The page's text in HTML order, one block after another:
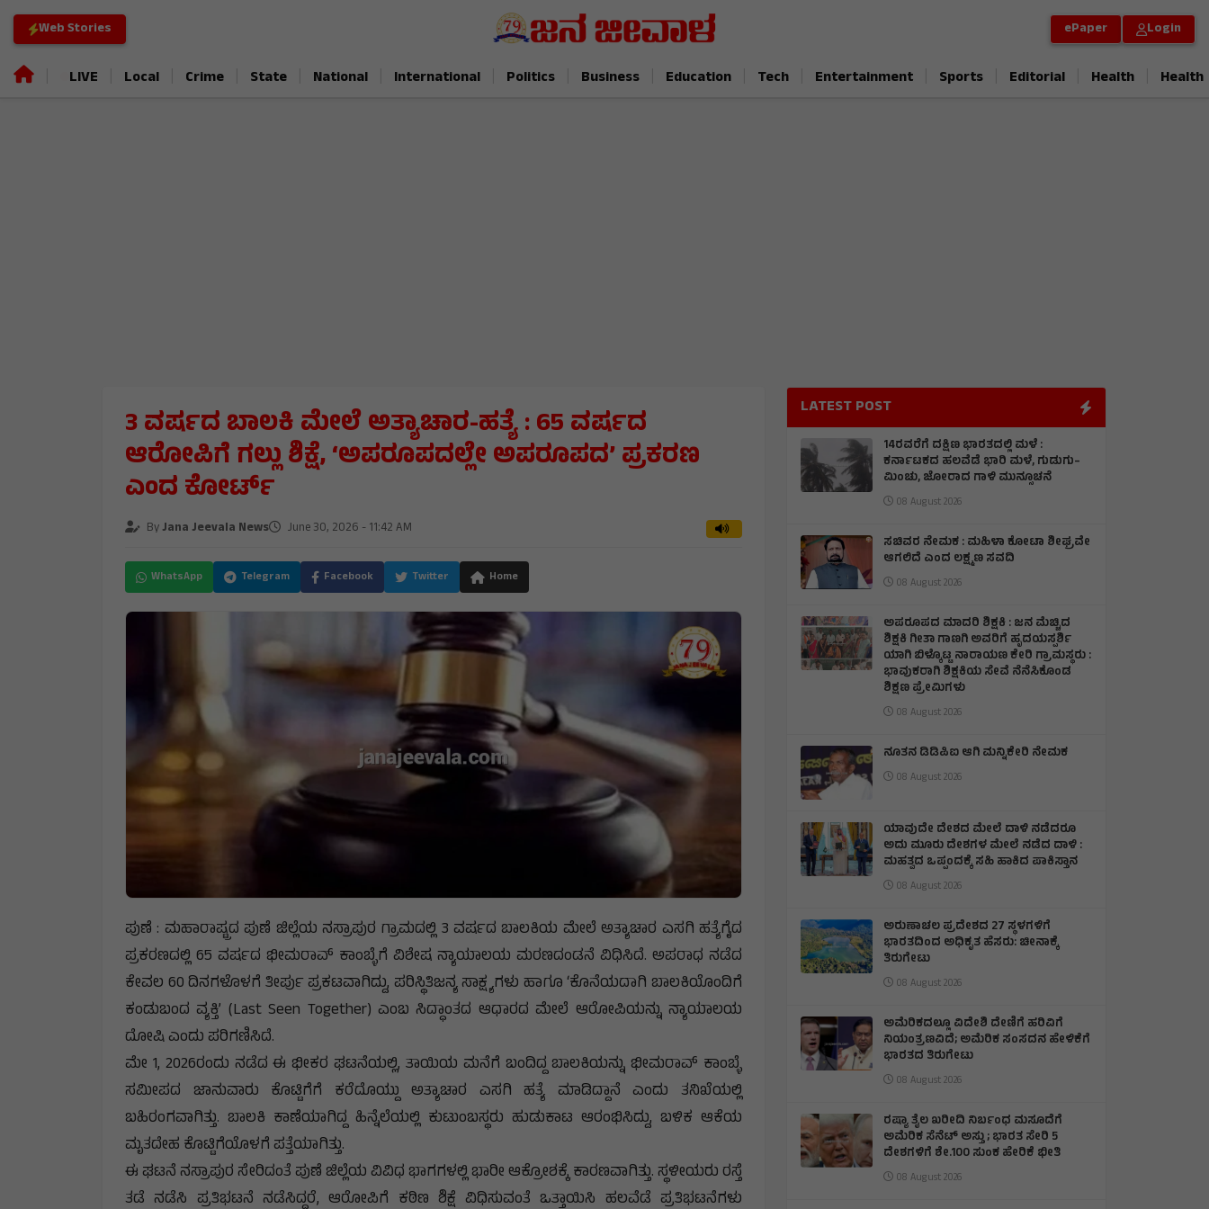
Web Stories ePaper Login
LIVE Local Crime State National International Politics Business Education Tech Entertainment Sports Editorial Health Health
3 ವರ್ಷದ ಬಾಲಕಿ ಮೇಲೆ ಅತ್ಯಾಚಾರ-ಹತ್ಯೆ : 65 ವರ್ಷದ
ಆರೋಪಿಗೆ ಗಲ್ಲು ಶಿಕ್ಷೆ, ‘ಅಪರೂಪದಲ್ಲೇ ಅಪರೂಪದ’ ಪ್ರಕರಣ
ಎಂದ ಕೋರ್ಟ್‌
ByJana Jeevala News June 30, 2026 - 11:42 AM
WhatsApp Telegram Facebook Twitter Home
ಪುಣೆ : ಮಹಾರಾಷ್ಟ್ರದ ಪುಣೆ ಜಿಲ್ಲೆಯ ನಸ್ರಾಪುರ ಗ್ರಾಮದಲ್ಲಿ 3 ವರ್ಷದ ಬಾಲಕಿಯ ಮೇಲೆ ಅತ್ಯಾಚಾರ ಎಸಗಿ ಹತ್ಯೆಗೈದ
ಪ್ರಕರಣದಲ್ಲಿ 65 ವರ್ಷದ ಭೀಮರಾವ್ ಕಾಂಬ್ಳೆಗೆ ವಿಶೇಷ ನ್ಯಾಯಾಲಯ ಮರಣದಂಡನೆ ವಿಧಿಸಿದೆ. ಅಪರಾಧ ನಡೆದ
ಕೇವಲ 60 ದಿನಗಳೊಳಗೆ ತೀರ್ಪು ಪ್ರಕಟವಾಗಿದ್ದು, ಪರಿಸ್ಥಿತಿಜನ್ಯ ಸಾಕ್ಷ್ಯಗಳು ಹಾಗೂ ‘ಕೊನೆಯದಾಗಿ ಬಾಲಕಿಯೊಂದಿಗೆ
ಕಂಡುಬಂದ ವ್ಯಕ್ತಿ’ (Last Seen Together) ಎಂಬ ಸಿದ್ಧಾಂತದ ಆಧಾರದ ಮೇಲೆ ಆರೋಪಿಯನ್ನು ನ್ಯಾಯಾಲಯ
ದೋಷಿ ಎಂದು ಪರಿಗಣಿಸಿದೆ.
ಮೇ 1, 2026ರಂದು ನಡೆದ ಈ ಭೀಕರ ಘಟನೆಯಲ್ಲಿ, ತಾಯಿಯ ಮನೆಗೆ ಬಂದಿದ್ದ ಬಾಲಕಿಯನ್ನು ಭೀಮರಾವ್ ಕಾಂಬ್ಳೆ
ಸಮೀಪದ ಜಾನುವಾರು ಕೊಟ್ಟಿಗೆಗೆ ಕರೆದೊಯ್ದು ಅತ್ಯಾಚಾರ ಎಸಗಿ ಹತ್ಯೆ ಮಾಡಿದ್ದಾನೆ ಎಂದು ತನಿಖೆಯಲ್ಲಿ
ಬಹಿರಂಗವಾಗಿತ್ತು. ಬಾಲಕಿ ಕಾಣೆಯಾಗಿದ್ದ ಹಿನ್ನೆಲೆಯಲ್ಲಿ ಕುಟುಂಬಸ್ಥರು ಹುಡುಕಾಟ ಆರಂಭಿಸಿದ್ದು, ಬಳಿಕ ಆಕೆಯ
ಮೃತದೇಹ ಕೊಟ್ಟಿಗೆಯೊಳಗೆ ಪತ್ತೆಯಾಗಿತ್ತು.
ಈ ಘಟನೆ ನಸ್ರಾಪುರ ಸೇರಿದಂತೆ ಪುಣೆ ಜಿಲ್ಲೆಯ ವಿವಿಧ ಭಾಗಗಳಲ್ಲಿ ಭಾರೀ ಆಕ್ರೋಶಕ್ಕೆ ಕಾರಣವಾಗಿತ್ತು. ಸ್ಥಳೀಯರು ರಸ್ತೆ
ತಡೆ ನಡೆಸಿ ಪ್ರತಿಭಟನೆ ನಡೆಸಿದ್ದರೆ, ಆರೋಪಿಗೆ ಕಠಿಣ ಶಿಕ್ಷೆ ವಿಧಿಸುವಂತೆ ಒತ್ತಾಯಿಸಿ ಹಲವೆಡೆ ಪ್ರತಿಭಟನೆಗಳು
LATEST POST
14ರವರೆಗೆ ದಕ್ಷಿಣ ಭಾರತದಲ್ಲಿ ಮಳೆ :
ಕರ್ನಾಟಕದ ಹಲವೆಡೆ ಭಾರಿ ಮಳೆ, ಗುಡುಗು–
ಮಿಂಚು, ಜೋರಾದ ಗಾಳಿ ಮುನ್ಸೂಚನೆ
08 August 2026
ಸಚಿವರ ನೇಮಕ : ಮಹಿಳಾ ಕೋಟಾ ಶೀಘ್ರವೇ
ಆಗಲಿದೆ ಎಂದ ಲಕ್ಷ್ಮಣ ಸವದಿ
08 August 2026
ಅಪರೂಪದ ಮಾದರಿ ಶಿಕ್ಷಕಿ : ಜನ ಮೆಚ್ಚಿದ
ಶಿಕ್ಷಕಿ ಗೀತಾ ಗಾಣಗಿ ಅವರಿಗೆ ಹೃದಯಸ್ಪರ್ಶಿ
ಯಾಗಿ ಬಿಳ್ಕೊಟ್ಟ ನಾರಾಯಣ ಕೇರಿ ಗ್ರಾಮಸ್ಥರು :
ಭಾವುಕರಾಗಿ ಶಿಕ್ಷಕಿಯ ಸೇವೆ ನೆನೆಸಿಕೊಂಡ
ಶಿಕ್ಷಣ ಪ್ರೇಮಿಗಳು
08 August 2026
ನೂತನ ಡಿಡಿಪಿಐ ಆಗಿ ಮನ್ನಿಕೇರಿ ನೇಮಕ
08 August 2026
ಯಾವುದೇ ದೇಶದ ಮೇಲೆ ದಾಳಿ ನಡೆದರೂ
ಅದು ಮೂರು ದೇಶಗಳ ಮೇಲೆ ನಡೆದ ದಾಳಿ :
ಮಹತ್ವದ ಒಪ್ಪಂದಕ್ಕೆ ಸಹಿ ಹಾಕಿದ ಪಾಕಿಸ್ತಾನ
08 August 2026
ಅರುಣಾಚಲ ಪ್ರದೇಶದ 27 ಸ್ಥಳಗಳಿಗೆ
ಭಾರತದಿಂದ ಅಧಿಕೃತ ಹೆಸರು: ಚೀನಾಕ್ಕೆ
ತಿರುಗೇಟು
08 August 2026
ಅಮೆರಿಕದಲ್ಲೂ ವಿದೇಶಿ ದೇಣಿಗೆ ಹರಿವಿಗೆ
ನಿಯಂತ್ರಣವಿದೆ; ಅಮೆರಿಕ ಸಂಸದನ ಹೇಳಿಕೆಗೆ
ಭಾರತದ ತಿರುಗೇಟು
08 August 2026
ರಷ್ಯಾ ತೈಲ ಖರೀದಿ ನಿರ್ಬಂಧ ಮಸೂದೆಗೆ
ಅಮೆರಿಕ ಸೆನೆಟ್ ಅಸ್ತು ; ಭಾರತ ಸೇರಿ 5
ದೇಶಗಳಿಗೆ ಶೇ.100 ಸುಂಕ ಹೇರಿಕೆ ಭೀತಿ
08 August 2026